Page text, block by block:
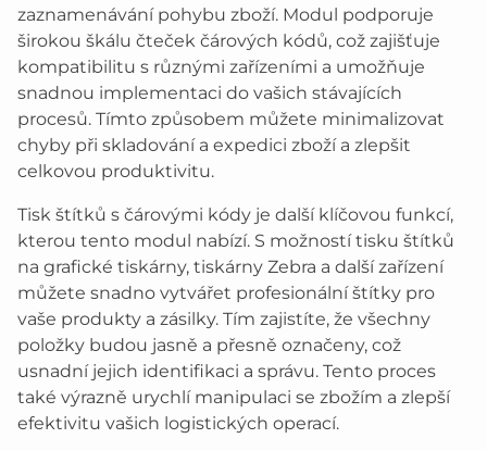
zaznamenávání pohybu zboží. Modul podporuje
širokou škálu čteček čárových kódů, což zajišťuje
kompatibilitu s různými zařízeními a umožňuje
snadnou implementaci do vašich stávajících
procesů. Tímto způsobem můžete minimalizovat
chyby při skladování a expedici zboží a zlepšit
celkovou produktivitu.
Tisk štítků s čárovými kódy je další klíčovou funkcí,
kterou tento modul nabízí. S možností tisku štítků
na grafické tiskárny, tiskárny Zebra a další zařízení
můžete snadno vytvářet profesionální štítky pro
vaše produkty a zásilky. Tím zajistíte, že všechny
položky budou jasně a přesně označeny, což
usnadní jejich identifikaci a správu. Tento proces
také výrazně urychlí manipulaci se zbožím a zlepší
efektivitu vašich logistických operací.